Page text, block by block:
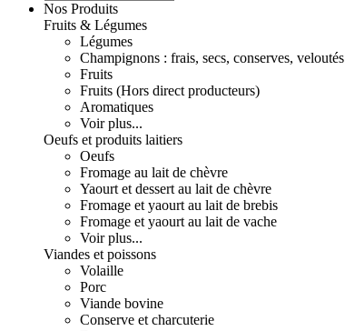
Nos Produits
Fruits & Légumes
Légumes
Champignons : frais, secs, conserves, veloutés
Fruits
Fruits (Hors direct producteurs)
Aromatiques
Voir plus...
Oeufs et produits laitiers
Oeufs
Fromage au lait de chèvre
Yaourt et dessert au lait de chèvre
Fromage et yaourt au lait de brebis
Fromage et yaourt au lait de vache
Voir plus...
Viandes et poissons
Volaille
Porc
Viande bovine
Conserve et charcuterie